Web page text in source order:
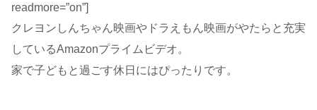
readmore=”on”]
クレヨンしんちゃん映画やドラえもん映画がやたらと充実
しているAmazonプライムビデオ。
家で子どもと過ごす休日にはぴったりです。